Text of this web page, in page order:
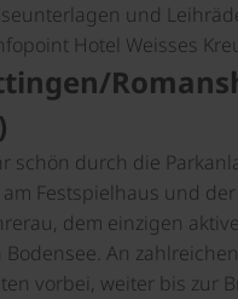
und
Hotel Weisses
schön durch die
Festspielhaus und
dem einzigen
An zahlreichen
vorbei, weiter bis zur